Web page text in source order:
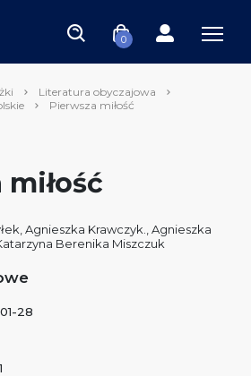
0
Literatura obyczajowa
Pierwsza miłość
Agnieszka Krawczyk.
Agnieszka
Berenika Miszczuk
28